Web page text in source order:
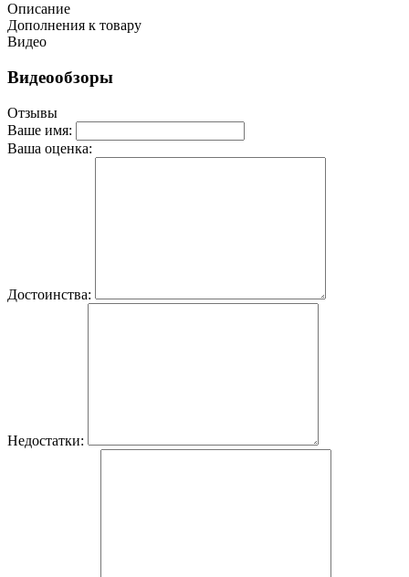
Описание
Дополнения к товару
Видео
Видеообзоры
Отзывы
Ваше имя:
Ваша оценка:
Достоинства:
Недостатки: